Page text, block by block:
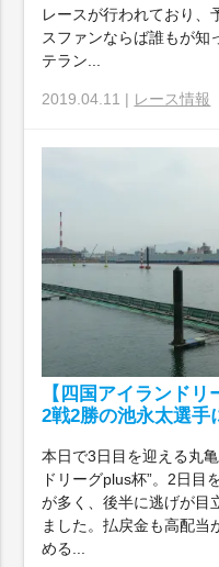
レースが行われており、
スファンならば誰もが知
テラン...
2019.04.11 | レース情報
【四国アイランド
2戦2勝の池永太選手
本日で3日目を迎える丸
ドリーグplus杯”。2日目
が多く、後半に逃げが目
ました。払戻金も高配当
める...